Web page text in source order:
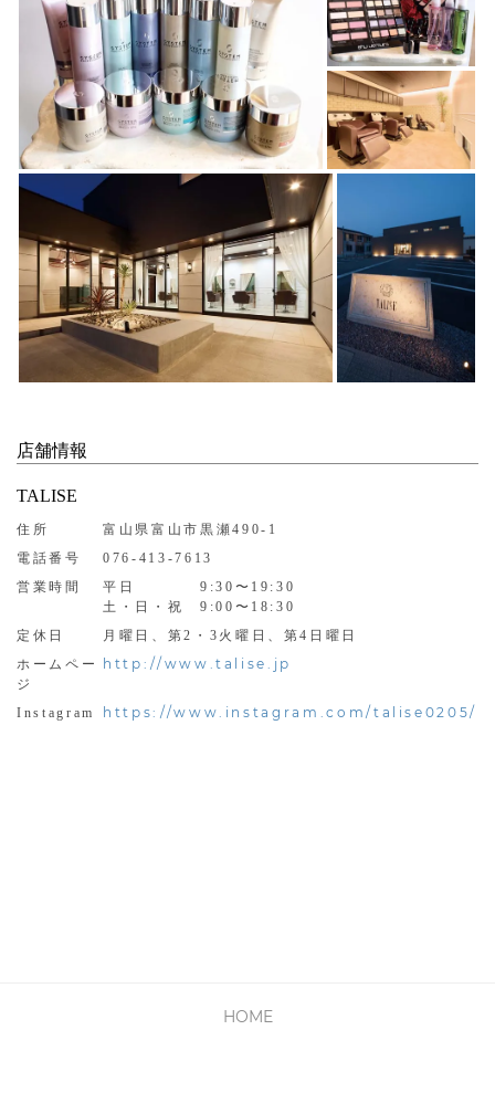
店舗情報
TALISE
住所
富山県富山市黒瀬490-1
電話番号
076-413-7613
営業時間
平日 9:30〜19:30
土・日・祝 9:00〜18:30
定休日
月曜日、第2・3火曜日、第4日曜日
ホームペー
ジ
http://www.talise.jp
Instagram https://www.instagram.com/talise0205/
HOME